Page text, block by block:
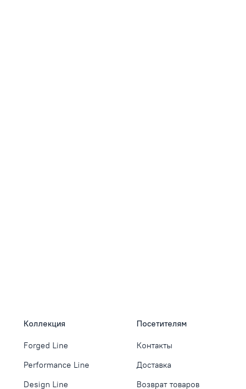
Коллекция
Forged Line
Performance Line
Design Line
Посетителям
Контакты
Доставка
Возврат товаров